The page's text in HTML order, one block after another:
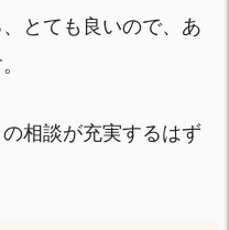
とても良いので、あ
相談が充実するはず